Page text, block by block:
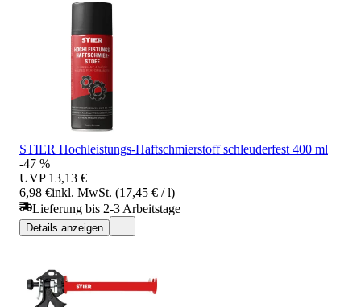
STIER Hochleistungs-Haftschmierstoff schleuderfest 400 ml
-47 %
UVP 13,13 €
6,98 €inkl. MwSt. (17,45 € / l)
Lieferung bis 2-3 Arbeitstage
Details anzeigen